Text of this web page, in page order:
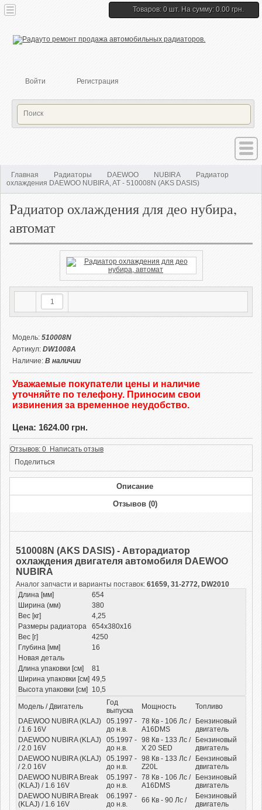
Товаров: 0 шт. На сумму: 0.00 грн.
Войти Регистрация
Главная Радиаторы DAEWOO NUBIRA
Радиатор
охлаждения DAEWOO NUBIRA, AT - 510008N (AKS DASIS)
Радиатор охлаждения для део нубира,
автомат
Модель: 510008N
Артикул: DW1008A
Наличие: В наличии
Уважаемые покупатели цены и наличие
уточняйте по телефону. Приносим свои
извинения за временное неудобство.
Цена: 1624.00 грн.
Отзывов: 0 Написать отзыв
Поделиться
Описание
Отзывов (0)
510008N (AKS DASIS) - Авторадиатор
охлаждения двигателя автомобиля DAEWOO
NUBIRA
Аналог запчасти и варианты поставок: 61659, 31-2772, DW2010
Длина [мм]
654
Ширина (мм)
380
Вес [кг]
4,25
Размеры радиатора
654x380x16
Вес [г]
4250
Глубина [мм]
16
Новая деталь
Длина упаковки [см]
81
Ширина упаковки [см] 49,5
Высота упаковки [см]
10,5
Модель / Двигатель
Год
выпуска
Мощность
Топливо
DAEWOO NUBIRA (KLAJ)
/ 1.6 16V
05.1997 -
до н.в.
78 Кв - 106 Лс /
A16DMS
Бензиновый
двигатель
DAEWOO NUBIRA (KLAJ)
/ 2.0 16V
05.1997 -
до н.в.
98 Кв - 133 Лс /
X 20 SED
Бензиновый
двигатель
DAEWOO NUBIRA (KLAJ)
/ 2.0 16V
05.1997 -
до н.в.
98 Кв - 133 Лс /
Z20L
Бензиновый
двигатель
DAEWOO NUBIRA Break
(KLAJ) / 1.6 16V
05.1997 -
до н.в.
78 Кв - 106 Лс /
A16DMS
Бензиновый
двигатель
DAEWOO NUBIRA Break
(KLAJ) / 1.6 16V
06.1997 -
до н.в.
66 Кв - 90 Лс /
Бензиновый
двигатель